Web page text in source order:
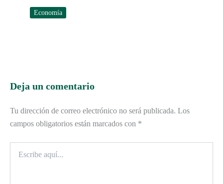
Economía
Deja un comentario
Tu dirección de correo electrónico no será publicada. Los
campos obligatorios están marcados con *
aquí...